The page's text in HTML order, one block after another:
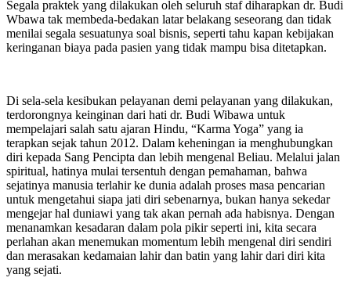
Segala praktek yang dilakukan oleh seluruh staf diharapkan dr. Budi
Wbawa tak membeda-bedakan latar belakang seseorang dan tidak
menilai segala sesuatunya soal bisnis, seperti tahu kapan kebijakan
keringanan biaya pada pasien yang tidak mampu bisa ditetapkan.
Di sela-sela kesibukan pelayanan demi pelayanan yang dilakukan,
terdorongnya keinginan dari hati dr. Budi Wibawa untuk
mempelajari salah satu ajaran Hindu, “Karma Yoga” yang ia
terapkan sejak tahun 2012. Dalam keheningan ia menghubungkan
diri kepada Sang Pencipta dan lebih mengenal Beliau. Melalui jalan
spiritual, hatinya mulai tersentuh dengan pemahaman, bahwa
sejatinya manusia terlahir ke dunia adalah proses masa pencarian
untuk mengetahui siapa jati diri sebenarnya, bukan hanya sekedar
mengejar hal duniawi yang tak akan pernah ada habisnya. Dengan
menanamkan kesadaran dalam pola pikir seperti ini, kita secara
perlahan akan menemukan momentum lebih mengenal diri sendiri
dan merasakan kedamaian lahir dan batin yang lahir dari diri kita
yang sejati.